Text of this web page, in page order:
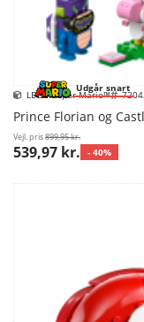
Udgår snart
LEGO Super Mario™
Prince Florian og
Vejl. pris899,95 kr.
539,97 kr. - 40%